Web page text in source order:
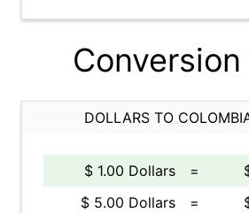
DOLLARS TO
$ 1.00 Dollars =
$ 5.00 Dollars
=